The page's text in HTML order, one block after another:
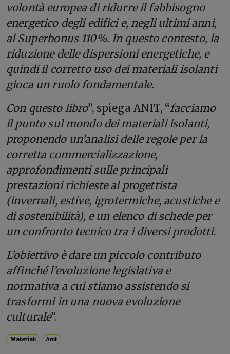
volontà europea di ridurre il fabbisogno
energetico degli edifici e, negli ultimi anni,
al Superbonus 110%. In questo contesto, la
riduzione delle dispersioni energetiche, e
quindi il corretto uso dei materiali isolanti
gioca un ruolo fondamentale.
Con questo libro”, spiega ANIT, “facciamo
il punto sul mondo dei materiali isolanti,
proponendo un’analisi delle regole per la
corretta commercializzazione,
approfondimenti sulle principali
prestazioni richieste al progettista
(invernali, estive, igrotermiche, acustiche e
di sostenibilità), e un elenco di schede per
un confronto tecnico tra i diversi prodotti.
L’obiettivo è dare un piccolo contributo
affinché l’evoluzione legislativa e
normativa a cui stiamo assistendo si
trasformi in una nuova evoluzione
culturale”.
Materiali Anit